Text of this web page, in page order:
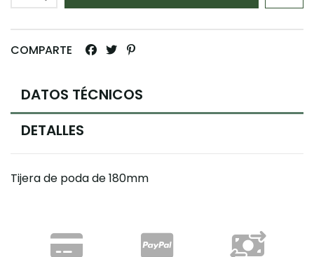
COMPARTE
DATOS TÉCNICOS
DETALLES
Tijera de poda de 180mm